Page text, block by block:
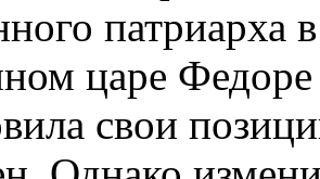
патриарха
царе
свои